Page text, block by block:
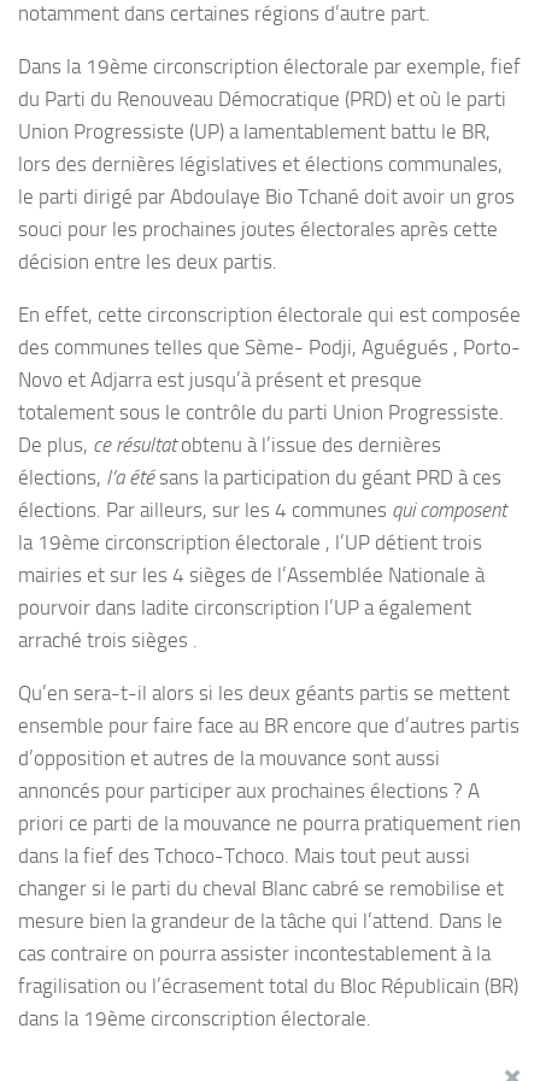
notamment dans certaines régions d’autre part.
Dans la 19ème circonscription électorale par exemple, fief
du Parti du Renouveau Démocratique (PRD) et où le parti
Union Progressiste (UP) a lamentablement battu le BR,
lors des dernières législatives et élections communales,
le parti dirigé par Abdoulaye Bio Tchané doit avoir un gros
souci pour les prochaines joutes électorales après cette
décision entre les deux partis.
En effet, cette circonscription électorale qui est composée
des communes telles que Sème- Podji, Aguégués , Porto-
Novo et Adjarra est jusqu’à présent et presque
totalement sous le contrôle du parti Union Progressiste.
De plus, ce résultatobtenu à l’issue des dernières
élections, l’a étésans la participation du géant PRD à ces
élections. Par ailleurs, sur les 4 communes qui composent
la 19ème circonscription électorale , l’UP détient trois
mairies et sur les 4 sièges de l’Assemblée Nationale à
pourvoir dans ladite circonscription l’UP a également
arraché trois sièges .
Qu’en sera-t-il alors si les deux géants partis se mettent
ensemble pour faire face au BR encore que d’autres partis
d’opposition et autres de la mouvance sont aussi
annoncés pour participer aux prochaines élections ? A
priori ce parti de la mouvance ne pourra pratiquement rien
dans la fief des Tchoco-Tchoco. Mais tout peut aussi
changer si le parti du cheval Blanc cabré se remobilise et
mesure bien la grandeur de la tâche qui l’attend. Dans le
cas contraire on pourra assister incontestablement à la
fragilisation ou l’écrasement total du Bloc Républicain (BR)
dans la 19ème circonscription électorale.